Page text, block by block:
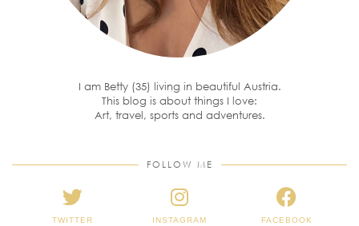
I am Betty (35) living in beautiful Austria.
This blog is about things I love:
Art, travel, sports and adventures.
FOLLOW ME
TWITTER INSTAGRAM FACEBOOK